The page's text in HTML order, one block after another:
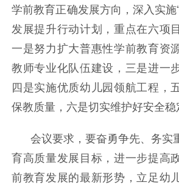
学前教育正确发展方向，深入实施
发展提升行动计划，重点在六项
一是努力扩大普惠性学前教育资
教师专业化队伍建设，三是进一
四是实施优质幼儿园领航工程，
保教质量，六是切实维护好安全稳
会议要求，要奋勇争先、务实
育高质量发展目标，进一步提高
前教育发展的最新形势，立足幼